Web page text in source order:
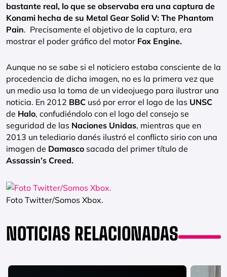
bastante real, lo que se observaba era una captura de
Konami hecha de su Metal Gear Solid V: The Phantom
Pain. Precisamente el objetivo de la captura, era
mostrar el poder gráfico del motor Fox Engine.
Aunque no se sabe si el noticiero estaba consciente de la
procedencia de dicha imagen, no es la primera vez que
un medio usa la toma de un videojuego para ilustrar una
noticia. En 2012 BBC usó por error el logo de las UNSC
de Halo, confudiéndolo con el logo del consejo se
seguridad de las Naciones Unidas, mientras que en
2013 un telediario danés ilustró el conflicto sirio con una
imagen de Damasco sacada del primer título de
Assassin’s Creed.
Foto Twitter/Somos Xbox.
NOTICIAS RELACIONADAS